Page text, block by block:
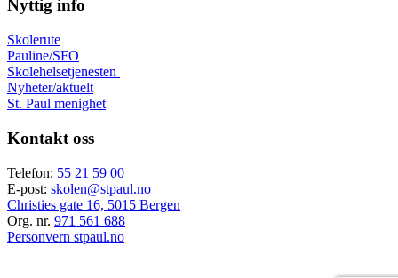
Nyttig info
Skolerute
Pauline/SFO
Skolehelsetjenesten
Nyheter/aktuelt
St. Paul menighet
Kontakt oss
Telefon: 55 21 59 00
E-post: skolen@stpaul.no
Christies gate 16, 5015 Bergen
Org. nr. 971 561 688
Personvern stpaul.no